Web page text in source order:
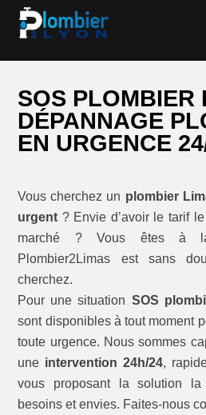
SOS PLOMBIER
DÉPANNAGE
EN URGENCE
Vous cherchez un plombier
urgent ? Envie d’avoir le tarif
marché ? Vous êtes à
Plombier2Limas est sans
cherchez.
Pour une situation SOS
sont disponibles à tout moment
toute urgence. Nous sommes
une intervention 24h/24,
vous proposant la solution
besoins et envies. Faites-nous